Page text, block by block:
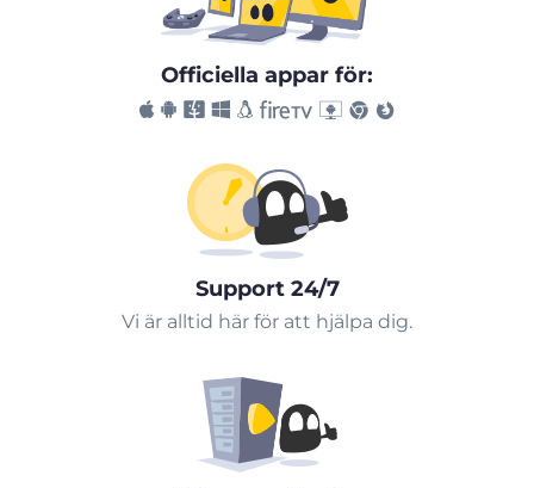
Officiella appar för:
Support 24/7
Vi är alltid här för att hjälpa dig.